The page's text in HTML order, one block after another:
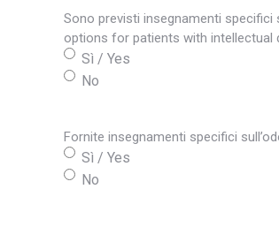
Sono previsti insegnamenti
options for patients with intellectual
Sì / Yes
No
Fornite insegnamenti specifici
Sì / Yes
No